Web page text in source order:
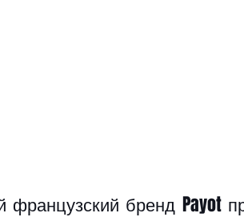
французский бренд Payot